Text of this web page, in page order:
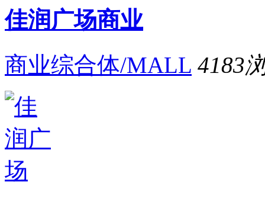
佳润广场商业
商业综合体/MALL 4183